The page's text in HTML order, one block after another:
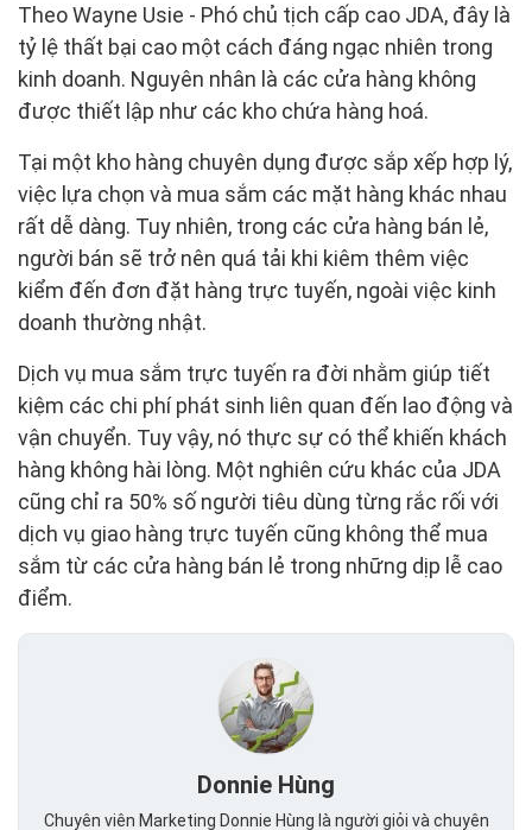
Theo Wayne Usie - Phó chủ tịch cấp cao JDA, đây là
tỷ lệ thất bại cao một cách đáng ngạc nhiên trong
kinh doanh. Nguyên nhân là các cửa hàng không
được thiết lập như các kho chứa hàng hoá.
Tại một kho hàng chuyên dụng được sắp xếp hợp lý,
việc lựa chọn và mua sắm các mặt hàng khác nhau
rất dễ dàng. Tuy nhiên, trong các cửa hàng bán lẻ,
người bán sẽ trở nên quá tải khi kiêm thêm việc
kiểm đến đơn đặt hàng trực tuyến, ngoài việc kinh
doanh thường nhật.
Dịch vụ mua sắm trực tuyến ra đời nhằm giúp tiết
kiệm các chi phí phát sinh liên quan đến lao động và
vận chuyển. Tuy vậy, nó thực sự có thể khiến khách
hàng không hài lòng. Một nghiên cứu khác của JDA
cũng chỉ ra 50% số người tiêu dùng từng rắc rối với
dịch vụ giao hàng trực tuyến cũng không thể mua
sắm từ các cửa hàng bán lẻ trong những dịp lễ cao
điểm.
Donnie Hùng
Chuyên viên Marketing Donnie Hùng là người giỏi và chuyên